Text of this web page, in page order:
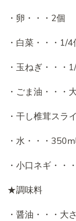
・卵・・・2個
・白菜・・・1/4
・玉ねぎ・・・
・ごま油・・・
・干し椎茸スラ
・水・・・
・小口ネギ・・
★調味料
・醤油・・・大